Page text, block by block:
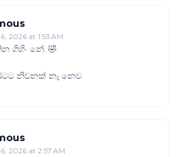
2026 at 1:53 AM
ගිහිං නේ. 🤣
නිවනක් නෑ නෙව
2026 at 2:57 AM